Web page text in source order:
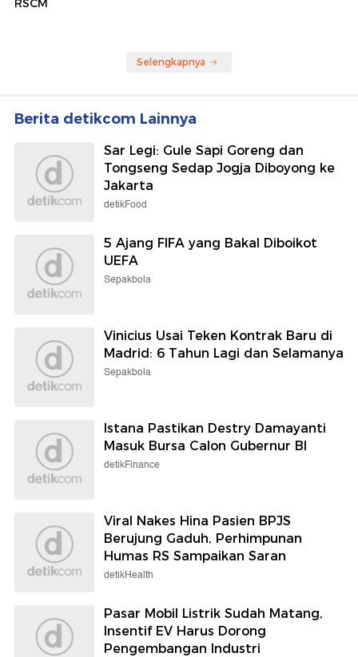
RSCM
Selengkapnya
Berita detikcom Lainnya
Sar Legi: Gule Sapi Goreng dan
Tongseng Sedap Jogja Diboyong ke
Jakarta
detikFood
5 Ajang FIFA yang Bakal Diboikot
UEFA
Sepakbola
Vinicius Usai Teken Kontrak Baru di
Madrid: 6 Tahun Lagi dan Selamanya
Sepakbola
Istana Pastikan Destry Damayanti
Masuk Bursa Calon Gubernur BI
detikFinance
Viral Nakes Hina Pasien BPJS
Berujung Gaduh, Perhimpunan
Humas RS Sampaikan Saran
detikHealth
Pasar Mobil Listrik Sudah Matang,
Insentif EV Harus Dorong
Pengembangan Industri